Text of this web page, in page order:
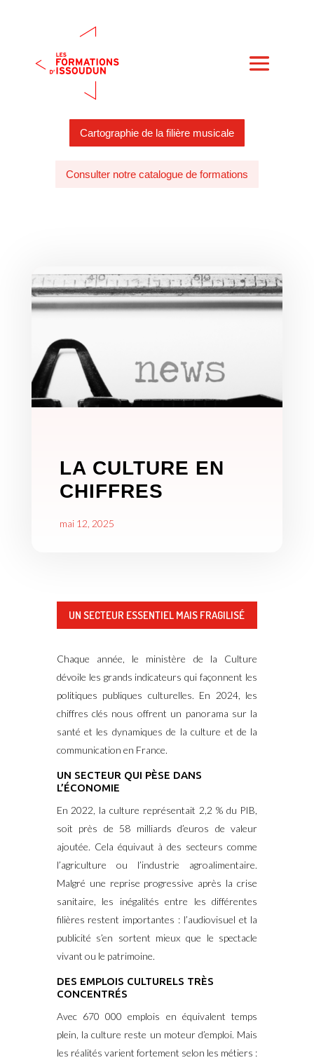
Cartographie de la filière musicale
Consulter notre catalogue de formations
LA CULTURE EN
CHIFFRES
mai 12, 2025
UN SECTEUR ESSENTIEL MAIS FRAGILISÉ
Chaque année, le ministère de la Culture
dévoile les grands indicateurs qui façonnent les
politiques publiques culturelles. En 2024, les
chiffres clés nous offrent un panorama sur la
santé et les dynamiques de la culture et de la
communication en France.
UN SECTEUR QUI PÈSE DANS
L’ÉCONOMIE
En 2022, la culture représentait 2,2 % du PIB,
soit près de 58 milliards d’euros de valeur
ajoutée. Cela équivaut à des secteurs comme
l’agriculture ou l’industrie agroalimentaire.
Malgré une reprise progressive après la crise
sanitaire, les inégalités entre les différentes
filières restent importantes : l’audiovisuel et la
publicité s’en sortent mieux que le spectacle
vivant ou le patrimoine.
DES EMPLOIS CULTURELS TRÈS
CONCENTRÉS
Avec 670 000 emplois en équivalent temps
plein, la culture reste un moteur d’emploi. Mais
les réalités varient fortement selon les métiers :